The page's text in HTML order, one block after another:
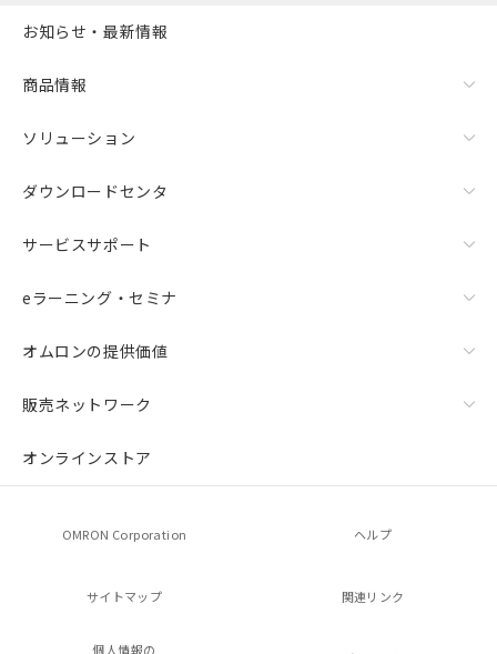
お知らせ・最新情報
商品情報
ソリューション
ダウンロードセンタ
サービスサポート
eラーニング・セミナ
オムロンの提供価値
販売ネットワーク
オンラインストア
OMRON Corporation ヘルプ
サイトマップ 関連リンク
個人情報の